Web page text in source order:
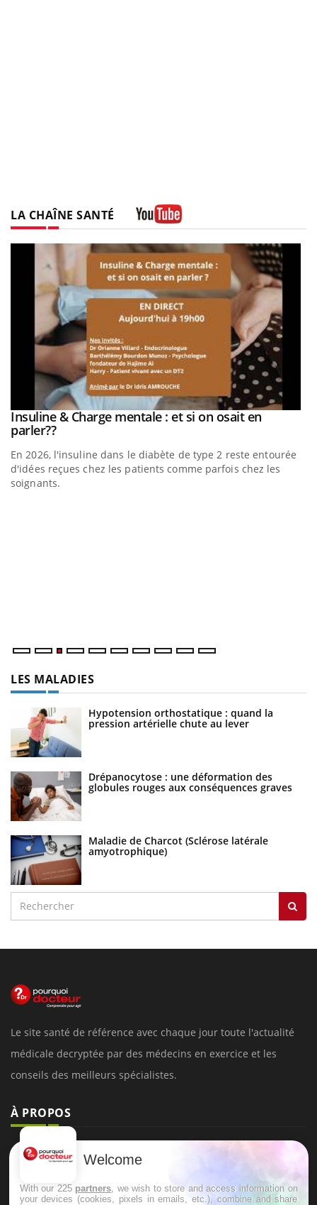
LA CHAÎNE SANTÉ
Youtube
Insuline & Charge mentale : et si on osait en
parler??Youtube
En 2026, l'insuline dans le diabète de type 2 reste entourée
d'idées reçues chez les patients comme parfois chez les
soignants.
LES MALADIES
Hypotension orthostatique : quand la
pression artérielle chute au lever
Drépanocytose : une déformation des
globules rouges aux conséquences graves
Maladie de Charcot (Sclérose latérale
amyotrophique)
Le site santé de référence avec chaque jour toute l'actualité
médicale decryptée par des médecins en exercice et les
conseils des meilleurs spécialistes.
À PROPOS
Données personnelles et cookies
Conditions d'utilisation
Welcome
With our 225 partners , we wish to store and access information on
your devices (cookies, pixels in emails, etc.), combine and share